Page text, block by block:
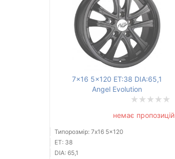
7x16 5x120 ET:38 DIA:65,1
Angel Evolution
немає пропозицій
Типорозмір: 7x16 5x120
ET: 38
DIA: 65,1